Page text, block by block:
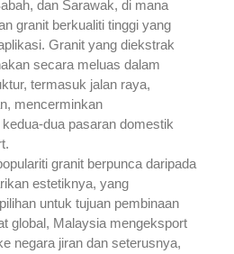
dan Sarawak, di mana
granit berkualiti tinggi yang
Granit yang diekstrak
secara meluas dalam
termasuk jalan raya,
mencerminkan
dua pasaran domestik
granit berpunca daripada
estetiknya, yang
untuk tujuan pembinaan
global, Malaysia mengeksport
negara jiran dan seterusnya,